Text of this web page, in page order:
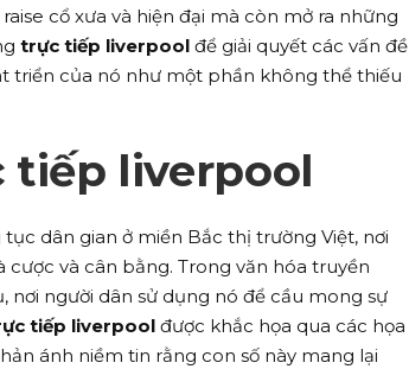
cổ xưa và hiện đại mà còn mở ra những
trực tiếp liverpool để giải quyết các vấn đề
triển của nó như một phần không thể thiếu
tiếp liverpool
dân gian ở miền Bắc thị trường Việt, nơi
và cân bằng. Trong văn hóa truyền
nơi người dân sử dụng nó để cầu mong sự
tiếp liverpool được khắc họa qua các họa
ánh niềm tin rằng con số này mang lại